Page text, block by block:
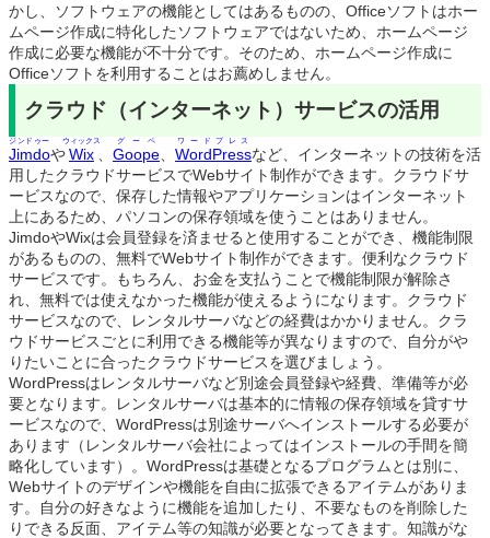
かし、ソフトウェアの機能としてはあるものの、Officeソフトはホー
ムページ作成に特化したソフトウェアではないため、ホームページ
作成に必要な機能が不十分です。そのため、ホームページ作成に
Officeソフトを利用することはお薦めしません。
クラウド（インターネット）サービスの活用
Jimdo
ジンドゥー
やWix
ウィックス
Goope
グーペ
WordPress
ワードプレス
など、インターネットの技術を活
用したクラウドサービスでWebサイト制作ができます。クラウドサ
ービスなので、保存した情報やアプリケーションはインターネット
上にあるため、パソコンの保存領域を使うことはありません。
JimdoやWixは会員登録を済ませると使用することができ、機能制限
があるものの、無料でWebサイト制作ができます。便利なクラウド
サービスです。もちろん、お金を支払うことで機能制限が解除さ
れ、無料では使えなかった機能が使えるようになります。クラウド
サービスなので、レンタルサーバなどの経費はかかりません。クラ
ウドサービスごとに利用できる機能等が異なりますので、自分がや
りたいことに合ったクラウドサービスを選びましょう。
WordPressはレンタルサーバなど別途会員登録や経費、準備等が必
要となります。レンタルサーバは基本的に情報の保存領域を貸すサ
ービスなので、WordPressは別途サーバへインストールする必要が
あります（レンタルサーバ会社によってはインストールの手間を簡
略化しています）。WordPressは基礎となるプログラムとは別に、
Webサイトのデザインや機能を自由に拡張できるアイテムがありま
す。自分の好きなように機能を追加したり、不要なものを削除した
りできる反面、アイテム等の知識が必要となってきます。知識がな